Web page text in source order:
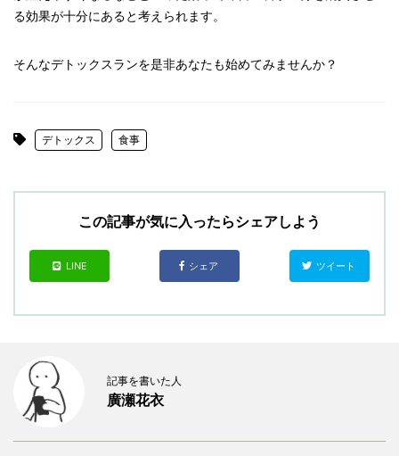
る効果が十分にあると考えられます。
そんなデトックスランを是非あなたも始めてみませんか？
デトックス 食事
この記事が気に入ったらシェアしよう
LINE シェア ツイート
記事を書いた人
廣瀬花衣